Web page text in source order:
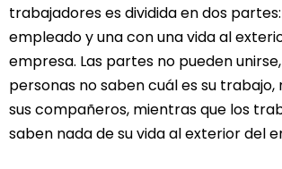
trabajadores es dividida en dos
empleado y una con una vida al
empresa. Las partes no pueden
personas no saben cuál es su trabajo,
sus compañeros, mientras que los
saben nada de su vida al exterior del